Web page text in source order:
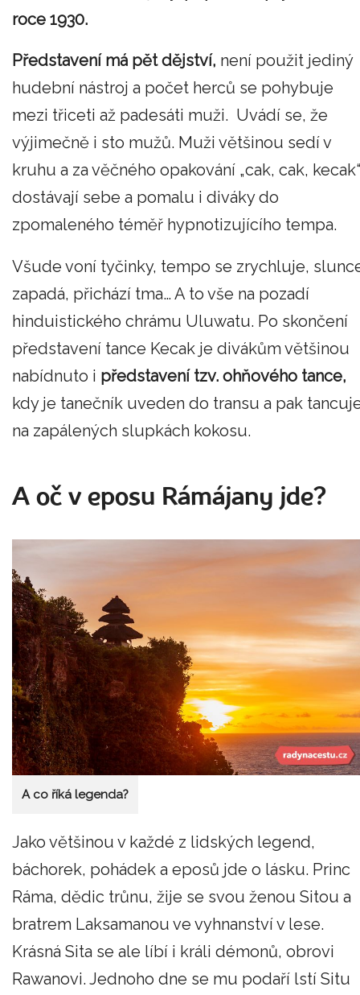
roce 1930.
Představení má pět dějství, není použit jediný
hudební nástroj a počet herců se pohybuje
mezi třiceti až padesáti muži. Uvádí se, že
výjimečně i sto mužů. Muži většinou sedí v
kruhu a za věčného opakování „cak, cak, kecak“
dostávají sebe a pomalu i diváky do
zpomaleného téměř hypnotizujícího tempa.
Všude voní tyčinky, tempo se zrychluje,
zapadá, přichází tma… A to vše na pozadí
hinduistického chrámu Uluwatu. Po skončení
představení tance Kecak je divákům většinou
nabídnuto i představení tzv. ohňového tance,
kdy je tanečník uveden do transu a pak
na zapálených slupkách kokosu.
A oč v eposu Rámájany jde?
A co říká legenda?
Jako většinou v každé z lidských legend,
báchorek, pohádek a eposů jde o lásku. Princ
Ráma, dědic trůnu, žije se svou ženou Sitou a
bratrem Laksamanou ve vyhnanství v lese.
Krásná Sita se ale líbí i králi démonů, obrovi
Rawanovi. Jednoho dne se mu podaří lstí Situ